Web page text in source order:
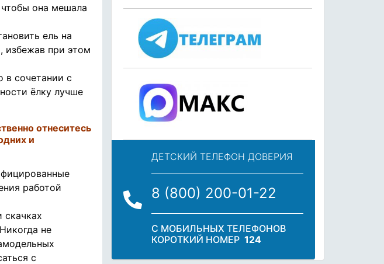
она мешала
ель на
избежав при этом
в сочетании с
ёлку лучше
отнеситесь
и
работой
не
с
ДЕТСКИЙ ТЕЛЕФОН ДОВЕРИЯ
8 (800) 200-01-22
С МОБИЛЬНЫХ ТЕЛЕФОНОВ
КОРОТКИЙ НОМЕР 124